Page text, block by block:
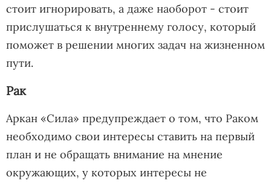
стоит игнорировать, а даже наоборот - стоит
прислушаться к внутреннему голосу, который
поможет в решении многих задач на жизненном
пути.
Рак
Аркан «Сила» предупреждает о том, что Раком
необходимо свои интересы ставить на первый
план и не обращать внимание на мнение
окружающих, у которых интересы не